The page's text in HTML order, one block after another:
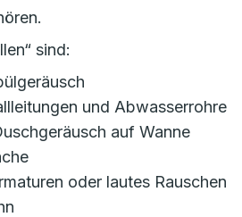
sind:
und Abwasserrohre
auf Wanne
oder lautes Rauschen